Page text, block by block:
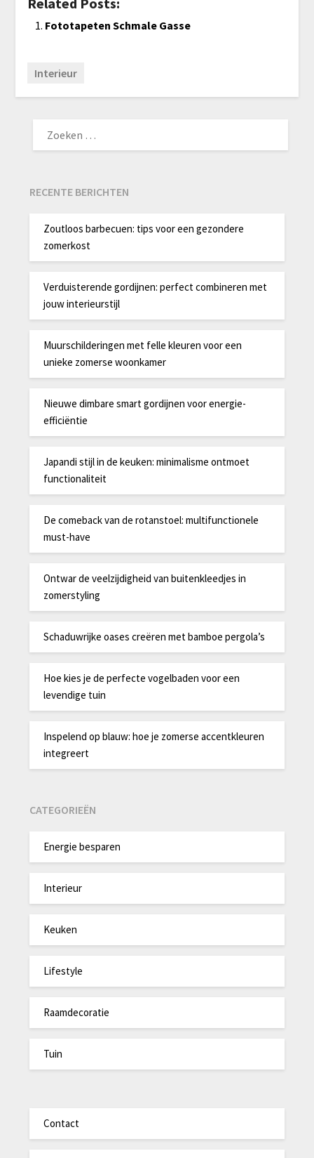
Fototapeten Schmale Gasse
Interieur
NAAR:
RECENTE BERICHTEN
Zoutloos barbecuen: tips voor een gezondere
zomerkost
Verduisterende gordijnen: perfect combineren met
jouw interieurstijl
Muurschilderingen met felle kleuren voor een
unieke zomerse woonkamer
Nieuwe dimbare smart gordijnen voor energie-
efficiëntie
Japandi stijl in de keuken: minimalisme ontmoet
functionaliteit
De comeback van de rotanstoel: multifunctionele
must-have
Ontwar de veelzijdigheid van buitenkleedjes in
zomerstyling
Schaduwrijke oases creëren met bamboe pergola’s
Hoe kies je de perfecte vogelbaden voor een
levendige tuin
Inspelend op blauw: hoe je zomerse accentkleuren
integreert
CATEGORIEËN
Energie besparen
Interieur
Keuken
Lifestyle
Raamdecoratie
Tuin
Contact